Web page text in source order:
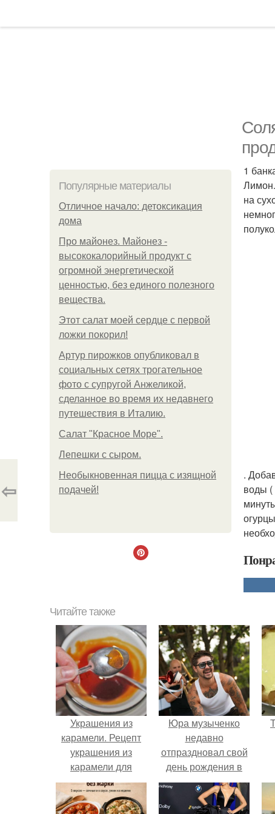
Популярные материалы
Отличное начало: детоксикация
дома
Про майонез. Майонез -
высококалорийный продукт с
огромной энергетической
ценностью, без единого полезного
вещества.
Этот салат моей сердце с первой
ложки покорил!
Артур пирожков опубликовал в
социальных сетях трогательное
фото с супругой Анжеликой,
сделанное во время их недавнего
путешествия в Италию.
Салат "Красное Море".
Лепешки с сыром.
Необыкновенная пицца с изящной
подачей!
1
на
.
воды (
⇦
Читайте также
Украшения из
карамели. Рецепт
украшения из
карамели для
тортов и пирожных.
Юра музыченко
недавно
отпраздновал свой
день рождения в
кругу самых
близких и родных
людей.